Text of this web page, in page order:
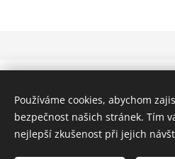
Používáme cookies, abychom
bezpečnost našich stránek. Tím
nejlepší zkušenost při jejich